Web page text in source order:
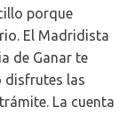
porque
El Madridista
de Ganar te
disfrutes las
La cuenta